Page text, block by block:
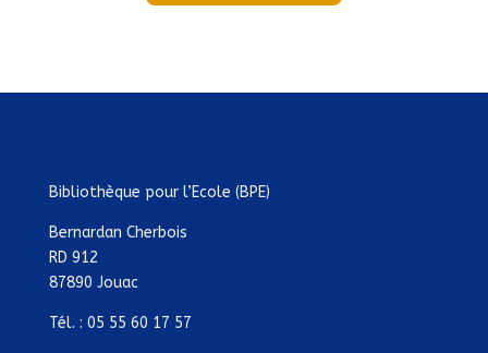
Bibliothèque pour l’Ecole (BPE)
Bernardan Cherbois
RD 912
87890 Jouac
Tél. : 05 55 60 17 57